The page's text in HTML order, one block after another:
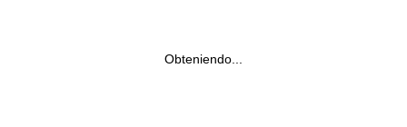
Obteniendo...